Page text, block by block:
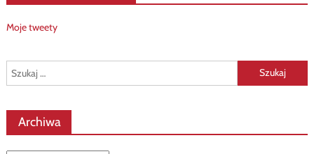
Moje tweety
Szukaj:
Archiwa